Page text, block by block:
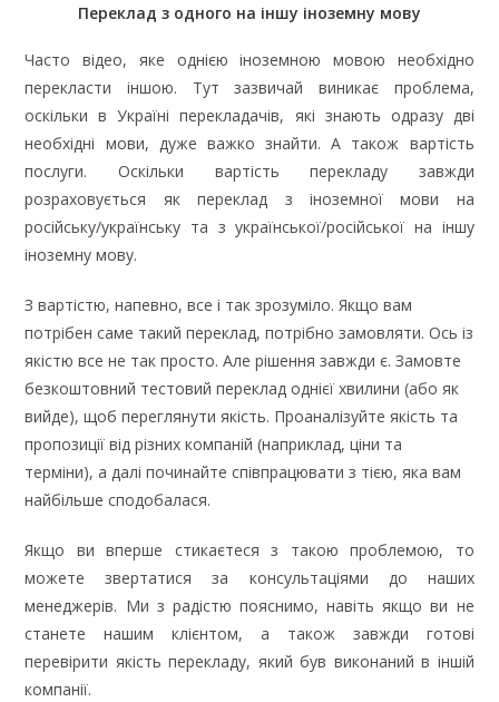
Переклад з одного на іншу іноземну мову
Часто відео, яке однією іноземною мовою необхідно
перекласти іншою. Тут зазвичай виникає проблема,
оскільки в Україні перекладачів, які знають одразу дві
необхідні мови, дуже важко знайти. А також вартість
послуги. Оскільки вартість перекладу завжди
розраховується як переклад з іноземної мови на
російську/українську та з української/російської на іншу
іноземну мову.
З вартістю, напевно, все і так зрозуміло. Якщо вам
потрібен саме такий переклад, потрібно замовляти. Ось із
якістю все не так просто. Але рішення завжди є. Замовте
безкоштовний тестовий переклад однієї хвилини (або як
вийде), щоб переглянути якість. Проаналізуйте якість та
пропозиції від різних компаній (наприклад, ціни та
терміни), а далі починайте співпрацювати з тією, яка вам
найбільше сподобалася.
Якщо ви вперше стикаєтеся з такою проблемою, то
можете звертатися за консультаціями до наших
менеджерів. Ми з радістю пояснимо, навіть якщо ви не
станете нашим клієнтом, а також завжди готові
перевірити якість перекладу, який був виконаний в іншій
компанії.